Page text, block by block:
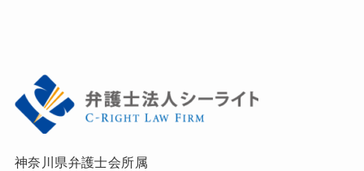
神奈川県弁護士会所属